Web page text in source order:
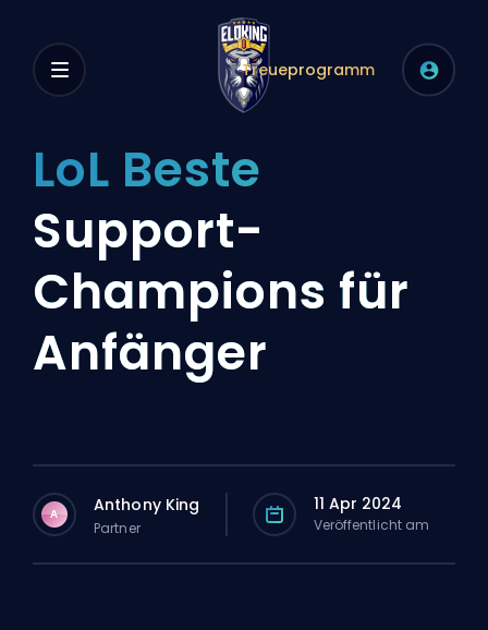
Treueprogramm
LoL Beste
Support-
Champions für
Anfänger
A Anthony King
Partner
11 Apr 2024
Veröffentlicht am